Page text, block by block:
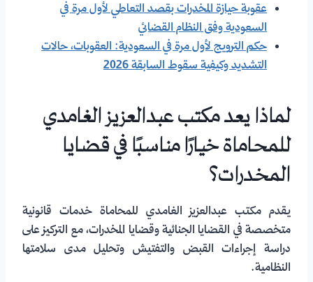
عقوبة حيازة المخدرات بقصد التعاطي لأول مرة في
السعودية وفق النظام القضائي
حكم الترويج لأول مرة في السعودية: العقوبات، حالات
التشديد وكيفية سقوط السابقة 2026
لماذا يعد مكتب عبدالعزيز الغامدي
للمحاماة خيارًا مناسبًا في قضايا
المخدرات؟
يقدم مكتب عبدالعزيز الغامدي للمحاماة خدمات قانونية
متخصصة في القضايا الجنائية وقضايا المخدرات، مع التركيز على
دراسة إجراءات القبض والتفتيش وتحليل مدى سلامتها
النظامية.